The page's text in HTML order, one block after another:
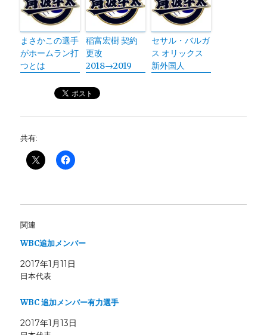
まさかこの選手
がホームラン打
つとは
稲富宏樹 契約
更改
2018→2019
セサル・バルガ
ス オリックス
新外国人
共有:
関連
WBC追加メンバー
2017年1月11日
日本代表
WBC 追加メンバー有力選手
2017年1月13日